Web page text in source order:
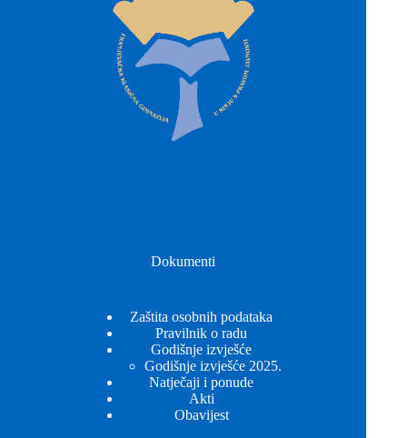
Dokumenti
Zaštita osobnih podataka
Pravilnik o radu
Godišnje izvješće
Godišnje izvješće 2025.
Natječaji i ponude
Akti
Obavijest